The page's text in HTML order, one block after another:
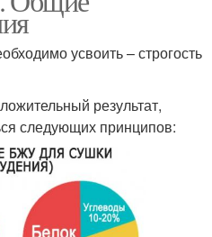
усвоить – строгость
результат,
следующих принципов: